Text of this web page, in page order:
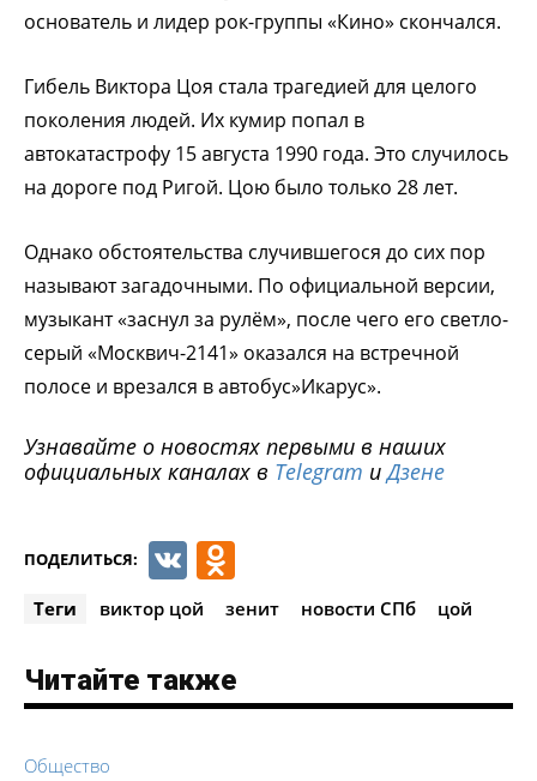
основатель и лидер рок-группы «Кино» скончался.
Гибель Виктора Цоя стала трагедией для целого
поколения людей. Их кумир попал в
автокатастрофу 15 августа 1990 года. Это случилось
на дороге под Ригой. Цою было только 28 лет.
Однако обстоятельства случившегося до сих пор
называют загадочными. По официальной версии,
музыкант «заснул за рулём», после чего его светло-
серый «Москвич-2141» оказался на встречной
полосе и врезался в автобус»Икарус».
Узнавайте о новостях первыми в наших
официальных каналах в Telegram иДзене
ПОДЕЛИТЬСЯ: VK
Теги виктор цой зенит новости СПб цой
Читайте также
Общество